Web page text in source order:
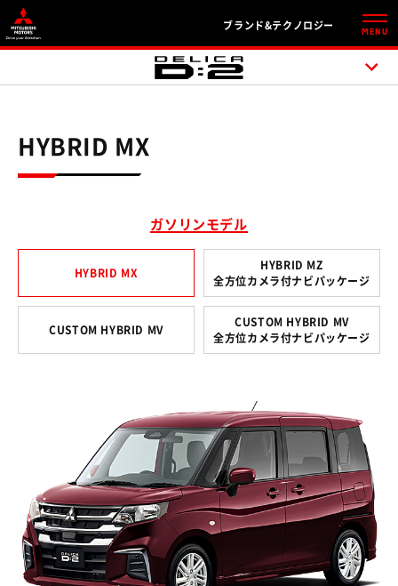
ブランド&テクノロジー
MENU
HYBRID MX
ガソリンモデル
HYBRID MX
HYBRID MZ
全方位カメラ付ナビパッケージ
CUSTOM HYBRID MV
CUSTOM HYBRID MV
全方位カメラ付ナビパッケージ